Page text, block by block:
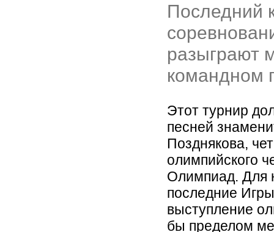
Последний
разыграют
командном
Этот турнир
песней
Позднякова,
олимпийского
Олимпиад. Для
последние
выступление
бы пределом